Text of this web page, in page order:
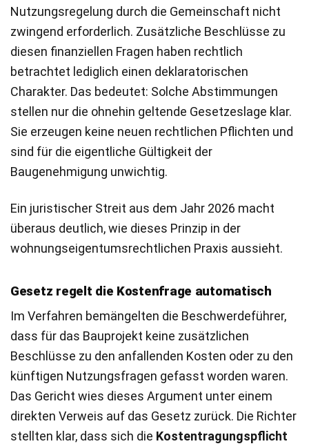
Nutzungsregelung durch die Gemeinschaft nicht
zwingend erforderlich. Zusätzliche Beschlüsse zu
diesen finanziellen Fragen haben rechtlich
betrachtet lediglich einen deklaratorischen
Charakter. Das bedeutet: Solche Abstimmungen
stellen nur die ohnehin geltende Gesetzeslage klar.
Sie erzeugen keine neuen rechtlichen Pflichten und
sind für die eigentliche Gültigkeit der
Baugenehmigung unwichtig.
Ein juristischer Streit aus dem Jahr 2026 macht
überaus deutlich, wie dieses Prinzip in der
wohnungseigentumsrechtlichen Praxis aussieht.
Gesetz regelt die Kostenfrage automatisch
Im Verfahren bemängelten die Beschwerdeführer,
dass für das Bauprojekt keine zusätzlichen
Beschlüsse zu den anfallenden Kosten oder zu den
künftigen Nutzungsfragen gefasst worden waren.
Das Gericht wies dieses Argument unter einem
direkten Verweis auf das Gesetz zurück. Die Richter
stellten klar, dass sich die Kostentragungspflicht